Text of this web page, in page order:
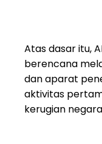
Atas dasar itu,
berencana
dan aparat
aktivitas
kerugian